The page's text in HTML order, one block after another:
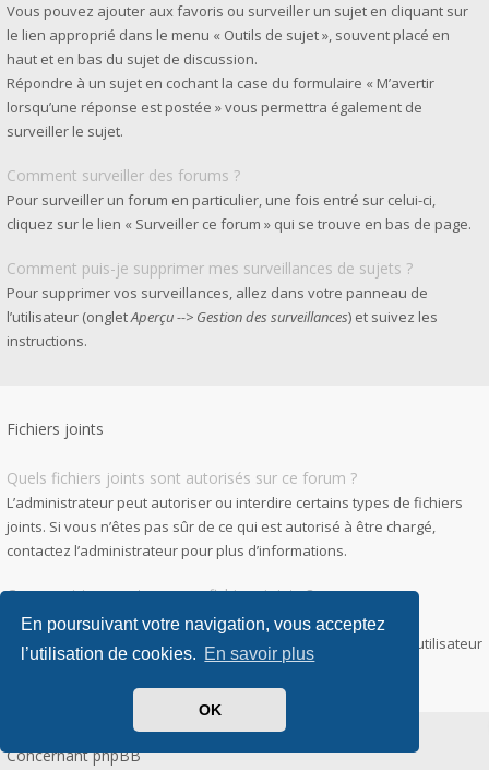
En poursuivant votre navigation, vous acceptez
l’utilisation de cookies. En savoir plus
OK
Vous pouvez ajouter aux favoris ou surveiller un sujet en cliquant sur
le lien approprié dans le menu « Outils de sujet », souvent placé en
haut et en bas du sujet de discussion.
Répondre à un sujet en cochant la case du formulaire « M’avertir
lorsqu’une réponse est postée » vous permettra également de
surveiller le sujet.
Comment surveiller des forums ?
Pour surveiller un forum en particulier, une fois entré sur celui-ci,
cliquez sur le lien « Surveiller ce forum » qui se trouve en bas de page.
Comment puis-je supprimer mes surveillances de sujets ?
Pour supprimer vos surveillances, allez dans votre panneau de
l’utilisateur (ongletAperçu --> Gestion des surveillances) et suivez les
instructions.
Fichiers joints
Quels fichiers joints sont autorisés sur ce forum ?
L’administrateur peut autoriser ou interdire certains types de fichiers
joints. Si vous n’êtes pas sûr de ce qui est autorisé à être chargé,
contactez l’administrateur pour plus d’informations.
Comment trouver tous mes fichiers joints ?
Pour accéder à la liste des fichiers que vous avez joints à vos
messages et messages privés, allez dans votre panneau de l’utilisateur
Concernant phpBB